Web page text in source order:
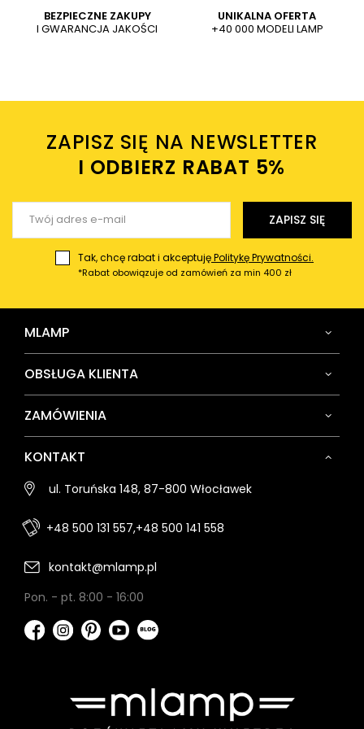
Dodaj własne zdjęcie produktu:
Twoje imię
Twój email
BEZPIECZNE ZAKUPY
I GWARANCJA JAKOŚCI
UNIKALNA OFERTA
+40 000 MODELI LAMP
ZAPISZ SIĘ NA NEWSLETTER
I ODBIERZ RABAT 5%ㅤ
ZAPISZ SIĘ
Tak, chcę rabat i akceptujęPolitykę Prywatności.
*Rabat obowiązuje od zamówień za min 400 zł
MLAMP
OBSŁUGA KLIENTA
ZAMÓWIENIA
KONTAKT
ul. Toruńska 148, 87-800 Włocławek
+48 500 131 557,+48 500 141 558
kontakt@mlamp.pl
Pon. - pt. 8:00 - 16:00